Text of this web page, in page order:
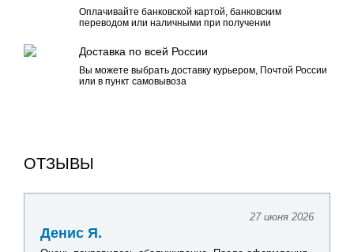
Оплачивайте банковской картой, банковским
переводом или наличными при получении
Доставка по всей России
Вы можете выбрать доставку курьером, Почтой России
или в пункт самовывоза
ОТЗЫВЫ
27 июня 2026
Денис Я.